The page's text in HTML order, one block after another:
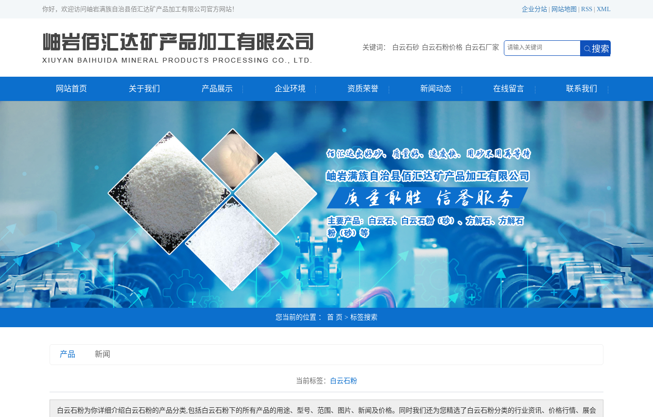
你好，欢迎访问岫岩满族自治县佰汇达矿产品加工有限公司官方网站！ 企业分站 | 网站地图 | RSS | XML
关键词： 白云石砂 白云石粉价格 白云石厂家
网站首页 关于我们 产品展示 企业环境 资质荣誉 新闻动态 在线留言 联系我们
您当前的位置 ： 首 页 > 标签搜索
产品 新闻
当前标签： 白云石粉
白云石粉为你详细介绍 白云石粉的产品分类,包括白云石粉下的所有产品的用途、型号、范围、图片、新闻及价格。同时我们还为您精选了 白云石粉分类的行业资讯、价格行情、展会